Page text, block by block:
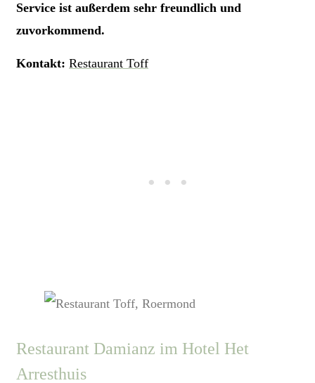
Service ist außerdem sehr freundlich und
zuvorkommend.
Kontakt: Restaurant Toff
Restaurant Damianz im Hotel Het
Arresthuis